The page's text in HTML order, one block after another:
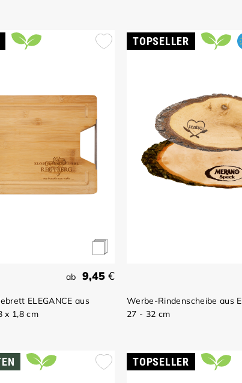
ab 9,45 €
ELEGANCE aus
x 1,8 cm
TOPSELLER
Werbe-Rindenscheibe aus
27 - 32 cm
TOPSELLER